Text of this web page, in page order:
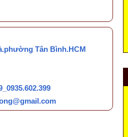
Tân Bình.HCM